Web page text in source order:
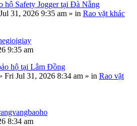
hộ Safety Jogger tại Đà Nẵng
31, 2026 9:35 am » in Rao vặt khác
9:35 am
hộ tại Lâm Đồng
Fri Jul 31, 2026 8:34 am » in Rao vặt
8:34 am